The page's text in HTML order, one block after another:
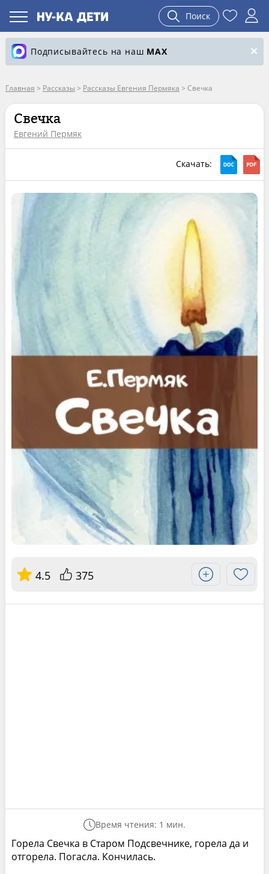
Поиск
Подписывайтесь на наш MAX
Главная > Рассказы > Рассказы Евгения Пермяка > Свечка
Свечка
Евгений Пермяк
Скачать:
4.5 375
Время чтения: 1 мин.
Горела Свечка в Старом Подсвечнике, горела да и
отгорела. Погасла. Кончилась.